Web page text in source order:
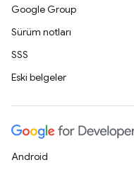
Google Group
Sürüm notları
SSS
Eski belgeler
Android